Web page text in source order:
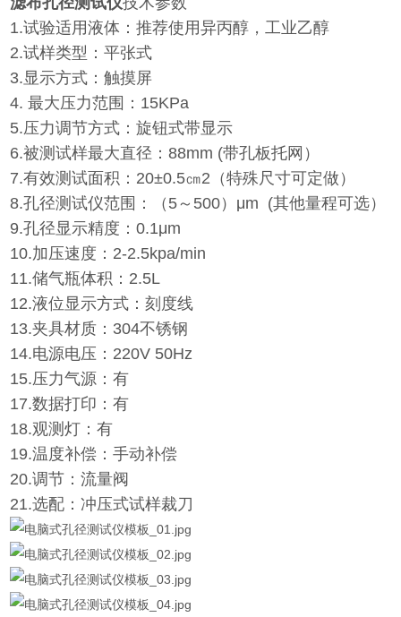
1.试验适用液体：推荐使用异丙醇，工业乙醇
2.试样类型：平张式
3.显示方式：触摸屏
4. 最大压力范围：15KPa
5.压力调节方式：旋钮式带显示
6.被测试样最大直径：88mm (带孔板托网）
7.有效测试面积：20±0.5㎝2（特殊尺寸可定做）
8.孔径测试仪范围：（5～500）μm (其他量程可选）
9.孔径显示精度：0.1μm
10.加压速度：2-2.5kpa/min
11.储气瓶体积：2.5L
12.液位显示方式：刻度线
13.夹具材质：304不锈钢
14.电源电压：220V 50Hz
15.压力气源：有
17.数据打印：有
18.观测灯：有
19.温度补偿：手动补偿
20.调节：流量阀
21.选配：冲压式试样裁刀